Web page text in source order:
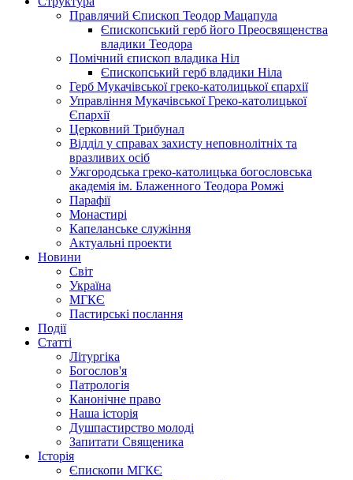
Правлячий Єпископ Теодор Мацапула
Єпископський герб його Преосвященства
владики Теодора
Помічний єпископ владика Ніл
Єпископський герб владики Ніла
Герб Мукачівської греко-католицької єпархії
Управління Мукачівської Греко-католицької
Єпархії
Церковний Трибунал
Відділ у справах захисту неповнолітніх та
вразливих осіб
Ужгородська греко-католицька богословська
академія ім. Блаженного Теодора Ромжі
Парафії
Монастирі
Капеланське служіння
Актуальні проекти
Новини
Світ
Україна
МГКЄ
Пастирські послання
Події
Статті
Літургіка
Богослов'я
Патрологія
Канонічне право
Наша історія
Душпастирство молоді
Запитати Священика
Історія
Єпископи МГКЄ